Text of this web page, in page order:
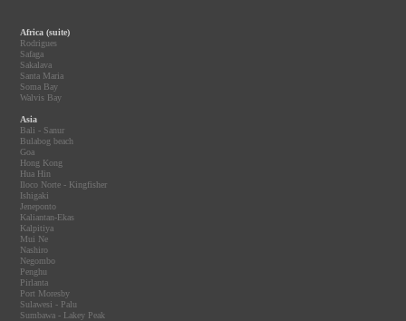
Africa (suite)
Rodrigues
Safaga
Sakalava
Santa Maria
Soma Bay
Walvis Bay
Asia
Bali - Sanur
Bulabog beach
Goa
Hong Kong
Hua Hin
Iloco Norte - Kingfisher
Ishigaki
Jeneponto
Kaliantan-Ekas
Kalpitiya
Mui Ne
Nashiro
Negombo
Penghu
Pirlanta
Port Moresby
Sulawesi - Palu
Sumbawa - Lakey Peak